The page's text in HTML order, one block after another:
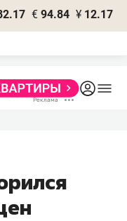
€ 94.84 ¥ 12.17